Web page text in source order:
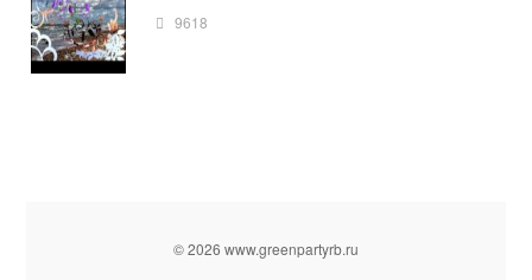
9618
© 2026 www.greenpartyrb.ru